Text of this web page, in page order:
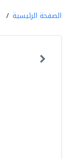
الصفحة الرئيسية